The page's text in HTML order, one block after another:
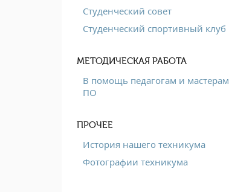
Студенческий совет
Студенческий спортивный клуб
МЕТОДИЧЕСКАЯ РАБОТА
В помощь педагогам и мастерам
ПО
ПРОЧЕЕ
История нашего техникума
Фотографии техникума